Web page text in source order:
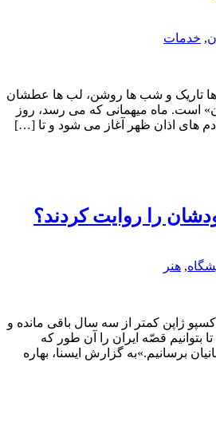
و شب ها روشن، لب ها عطشان
ماه میهمانی که می رسد، روز
اذان ظهر آغاز می شود و تا […]
را روایت کردند؟
,هنر
کمتر از سه سال باقی مانده و
قصّه ایران را آن طور که
گزارش ایسنا، بهاره